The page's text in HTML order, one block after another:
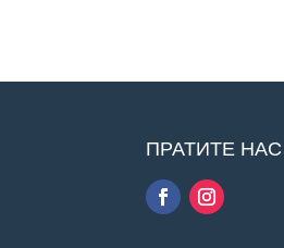
ПРАТИТЕ НАС